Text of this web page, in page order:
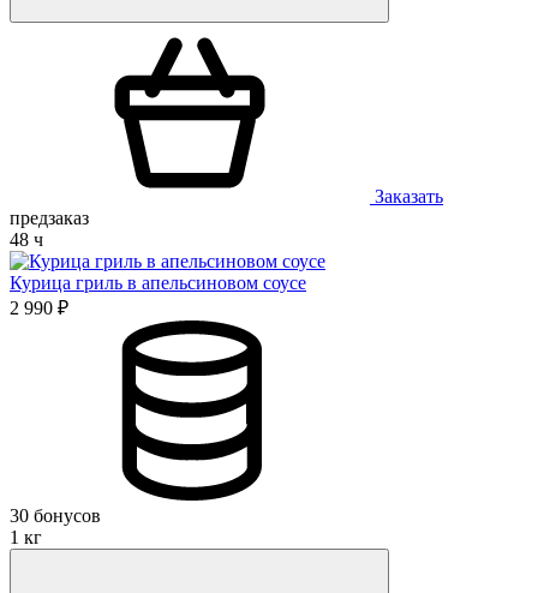
Заказать
предзаказ
48 ч
Курица гриль в апельсиновом соусе
2 990 ₽
30 бонусов
1 кг